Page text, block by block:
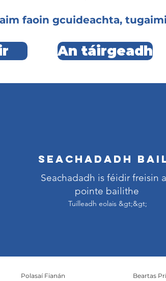
faoin gcuideachta,
An táirgeadh
Seachadadh
Seachadadh is féidir freisin
pointe bailithe
Tuilleadh eolais &gt;&gt;
Polasaí Fianán Beartas